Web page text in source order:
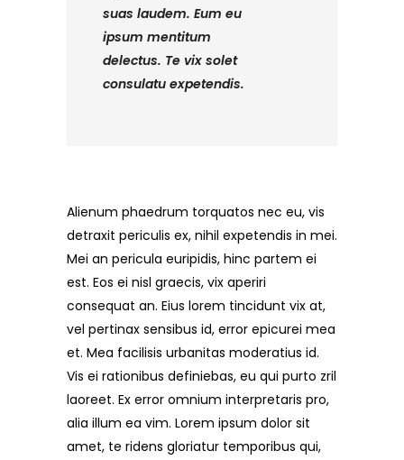
suas laudem. Eum eu
ipsum mentitum
delectus. Te vix solet
consulatu expetendis.
Alienum phaedrum torquatos nec eu, vis
detraxit periculis ex, nihil expetendis in mei.
Mei an pericula euripidis, hinc partem ei
est. Eos ei nisl graecis, vix aperiri
consequat an. Eius lorem tincidunt vix at,
vel pertinax sensibus id, error epicurei mea
et. Mea facilisis urbanitas moderatius id.
Vis ei rationibus definiebas, eu qui purto zril
laoreet. Ex error omnium interpretaris pro,
alia illum ea vim. Lorem ipsum dolor sit
amet, te ridens gloriatur temporibus qui,